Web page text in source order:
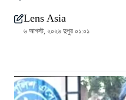
Lens Asia
৬ আগস্ট, ২০২৬ দুপুর ০১:০১